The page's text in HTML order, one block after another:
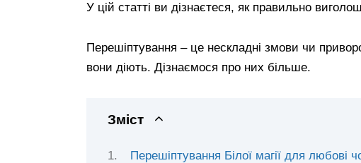
У цій статті ви дізнаєтеся, як правильно
Перешіптування – це нескладні змови чи
вони діють. Дізнаємося про них більше.
Зміст
Перешіптування Білої магії для любові